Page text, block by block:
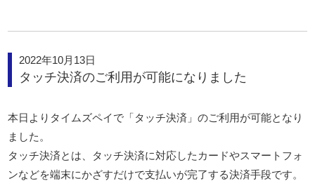
2022年10月13日
タッチ決済のご利用が可能になりました
本日よりタイムズペイで「タッチ決済」のご利用が可能となり
ました。
タッチ決済とは、タッチ決済に対応したカードやスマートフォ
ンなどを端末にかざすだけで支払いが完了する決済手段です。